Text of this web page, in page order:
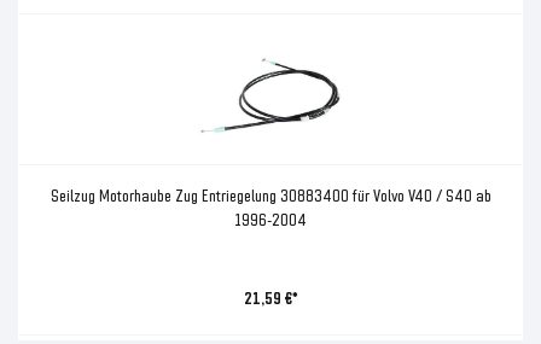
Seilzug Motorhaube Zug Entriegelung 30883400 für Volvo V40 / S40 ab
1996-2004
21,59 €*